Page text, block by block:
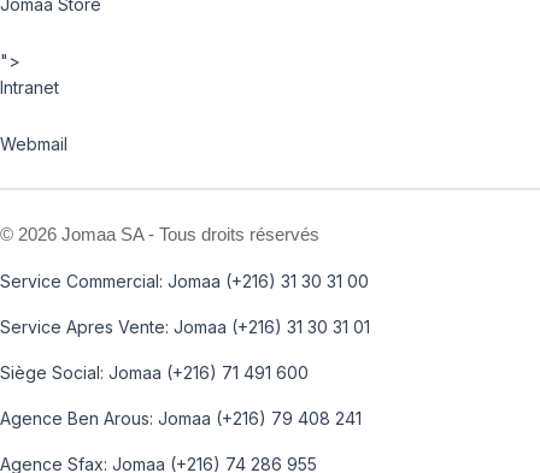
">
Intranet
Webmail
© 2026 Jomaa SA - Tous droits réservés
Service Commercial: Jomaa (+216) 31 30 31 00
Service Apres Vente: Jomaa (+216) 31 30 31 01
Siège Social: Jomaa (+216) 71 491 600
Agence Ben Arous: Jomaa (+216) 79 408 241
Agence Sfax: Jomaa (+216) 74 286 955